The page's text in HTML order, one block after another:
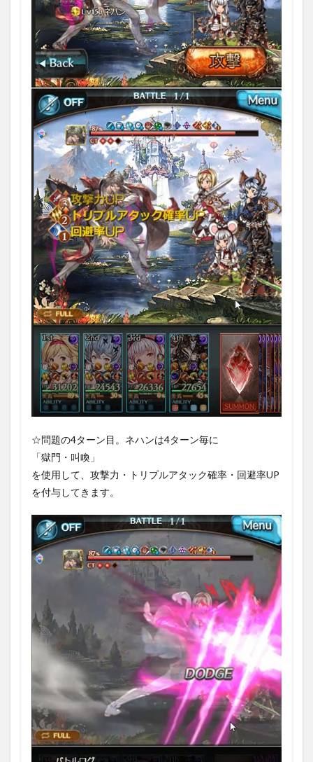
☆問題の4ターン目。ネハンは4ターン毎に
「獄門・叫喚」
を使用して、攻撃力・トリプルアタック確率・回避率UP
を付与してきます。